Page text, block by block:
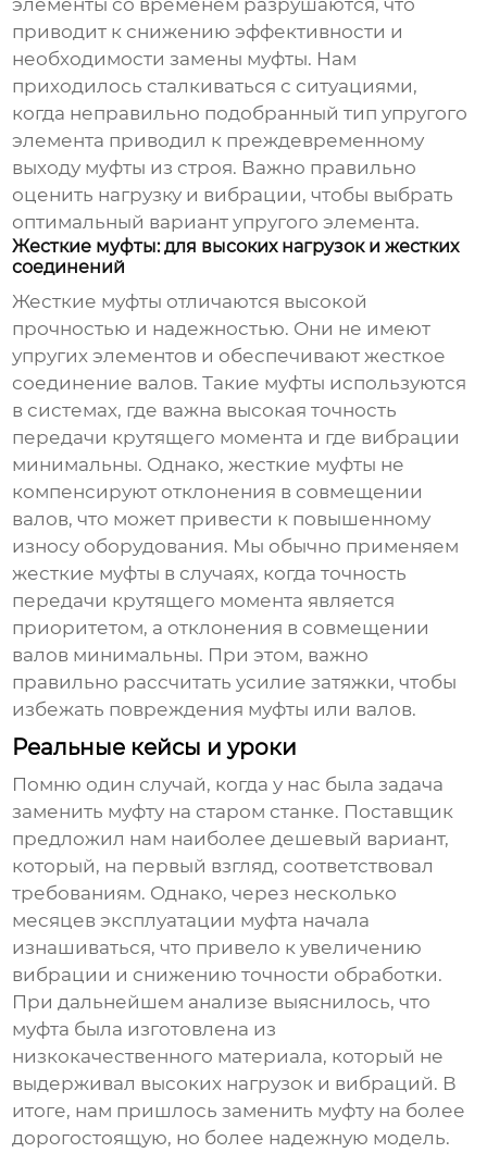
элементы со временем разрушаются, что
приводит к снижению эффективности и
необходимости замены муфты. Нам
приходилось сталкиваться с ситуациями,
когда неправильно подобранный тип упругого
элемента приводил к преждевременному
выходу муфты из строя. Важно правильно
оценить нагрузку и вибрации, чтобы выбрать
оптимальный вариант упругого элемента.
Жесткие муфты: для высоких нагрузок и жестких
соединений
Жесткие муфты отличаются высокой
прочностью и надежностью. Они не имеют
упругих элементов и обеспечивают жесткое
соединение валов. Такие муфты используются
в системах, где важна высокая точность
передачи крутящего момента и где вибрации
минимальны. Однако, жесткие муфты не
компенсируют отклонения в совмещении
валов, что может привести к повышенному
износу оборудования. Мы обычно применяем
жесткие муфты в случаях, когдаточность
передачи крутящего момента является
приоритетом, а отклонения в совмещении
валов минимальны. При этом, важно
правильно рассчитать усилие затяжки, чтобы
избежать повреждения муфты или валов.
Реальные кейсы и уроки
Помню один случай, когда у нас была задача
заменить муфту на старом станке. Поставщик
предложил нам наиболее дешевый вариант,
который, на первый взгляд, соответствовал
требованиям. Однако, через несколько
месяцев эксплуатации муфта начала
изнашиваться, что привело к увеличению
вибрации и снижению точности обработки.
При дальнейшем анализе выяснилось, что
муфта была изготовлена из
низкокачественного материала, который не
выдерживал высоких нагрузок и вибраций. В
итоге, нам пришлось заменить муфту на более
дорогостоящую, но более надежную модель.